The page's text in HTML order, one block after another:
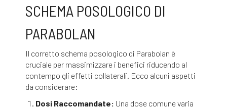
SCHEMA POSOLOGICO DI
PARABOLAN
Il corretto schema posologico di Parabolan è
cruciale per massimizzare i benefici riducendo al
contempo gli effetti collaterali. Ecco alcuni aspetti
da considerare:
Dosi Raccomandate: Una dose comune varia